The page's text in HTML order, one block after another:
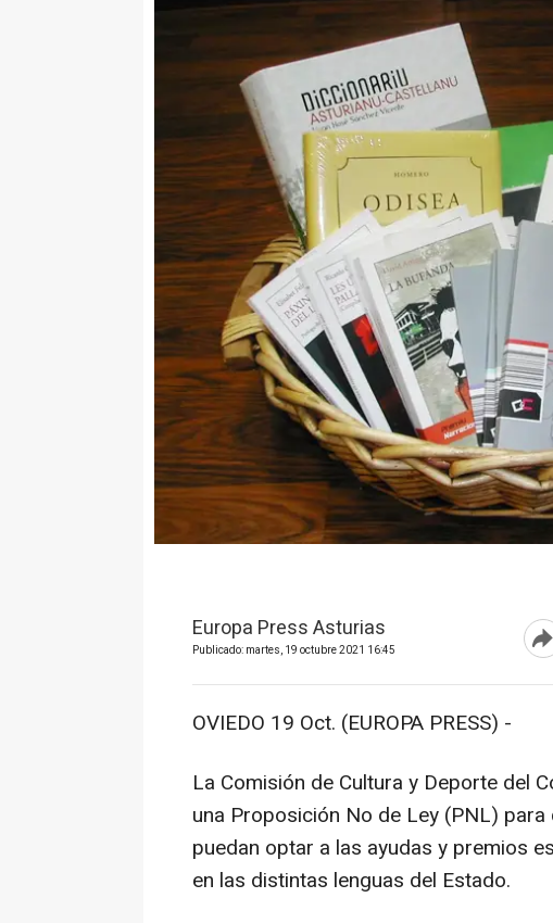
Europa Press Asturias
Publicado: martes, 19 octubre 2021 16:45
OVIEDO 19 Oct. (EUROPA PRESS) -
La Comisión de Cultura y Deporte del
una Proposición No de Ley (PNL)
puedan optar a las ayudas y premios
en las distintas lenguas del Estado.